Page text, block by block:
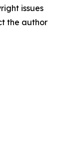
issues
the author